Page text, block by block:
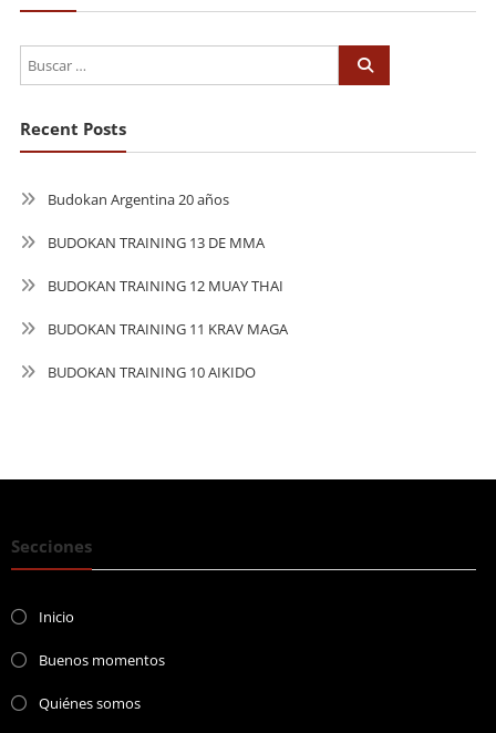
Recent Posts
Budokan Argentina 20 años
BUDOKAN TRAINING 13 DE MMA
BUDOKAN TRAINING 12 MUAY THAI
BUDOKAN TRAINING 11 KRAV MAGA
BUDOKAN TRAINING 10 AIKIDO
Secciones
Inicio
Buenos momentos
Quiénes somos